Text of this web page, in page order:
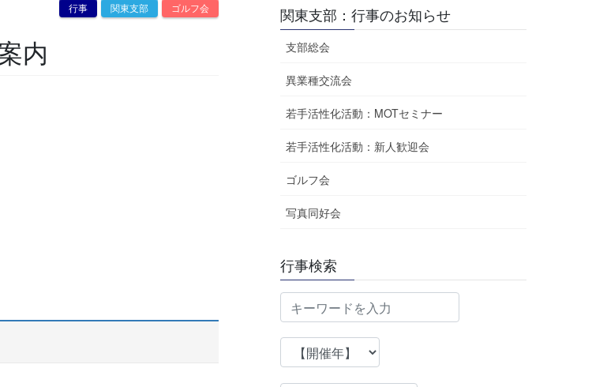
ゴルフ会
関東支部
行事
内
関東支部：行事のお知らせ
支部総会
異業種交流会
若手活性化活動：MOTセミナー
若手活性化活動：新人歓迎会
ゴルフ会
写真同好会
行事検索